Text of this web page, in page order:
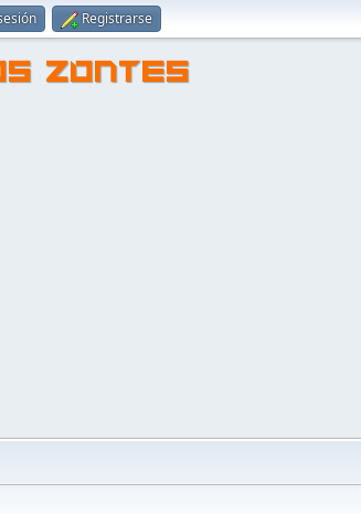
Registrarse
ZONTES